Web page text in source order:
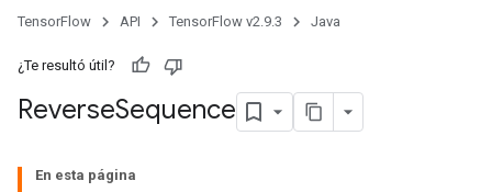
TensorFlow API TensorFlow v2.9.3 Java
¿Te resultó útil?
ReverseSequence
En esta página